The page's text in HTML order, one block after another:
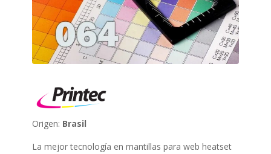
Origen: Brasil
La mejor tecnología en mantillas para web heatset